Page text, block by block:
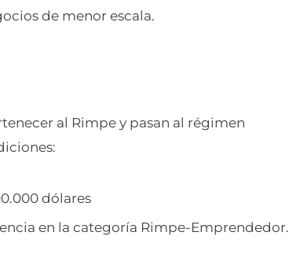
de menor escala.
al Rimpe y pasan al régimen
dólares
en la categoría Rimpe-Emprendedor.